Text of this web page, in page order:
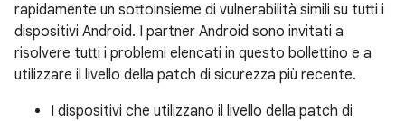
rapidamente un sottoinsieme di vulnerabilità simili su tutti i
dispositivi Android. I partner Android sono invitati a
risolvere tutti i problemi elencati in questo bollettino e a
utilizzare il livello della patch di sicurezza più recente.
I dispositivi che utilizzano il livello della patch di